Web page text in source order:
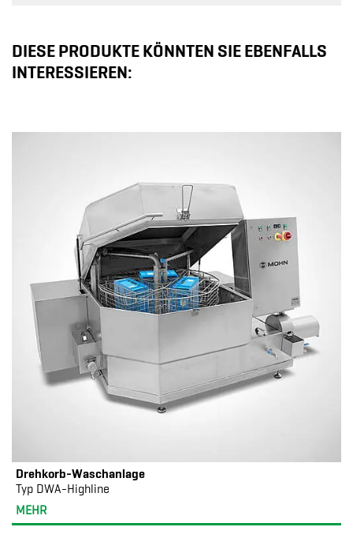
DIESE PRODUKTE KÖNNTEN SIE EBENFALLS
INTERESSIEREN:
Drehkorb-Waschanlage
Typ DWA-Highline
MEHR